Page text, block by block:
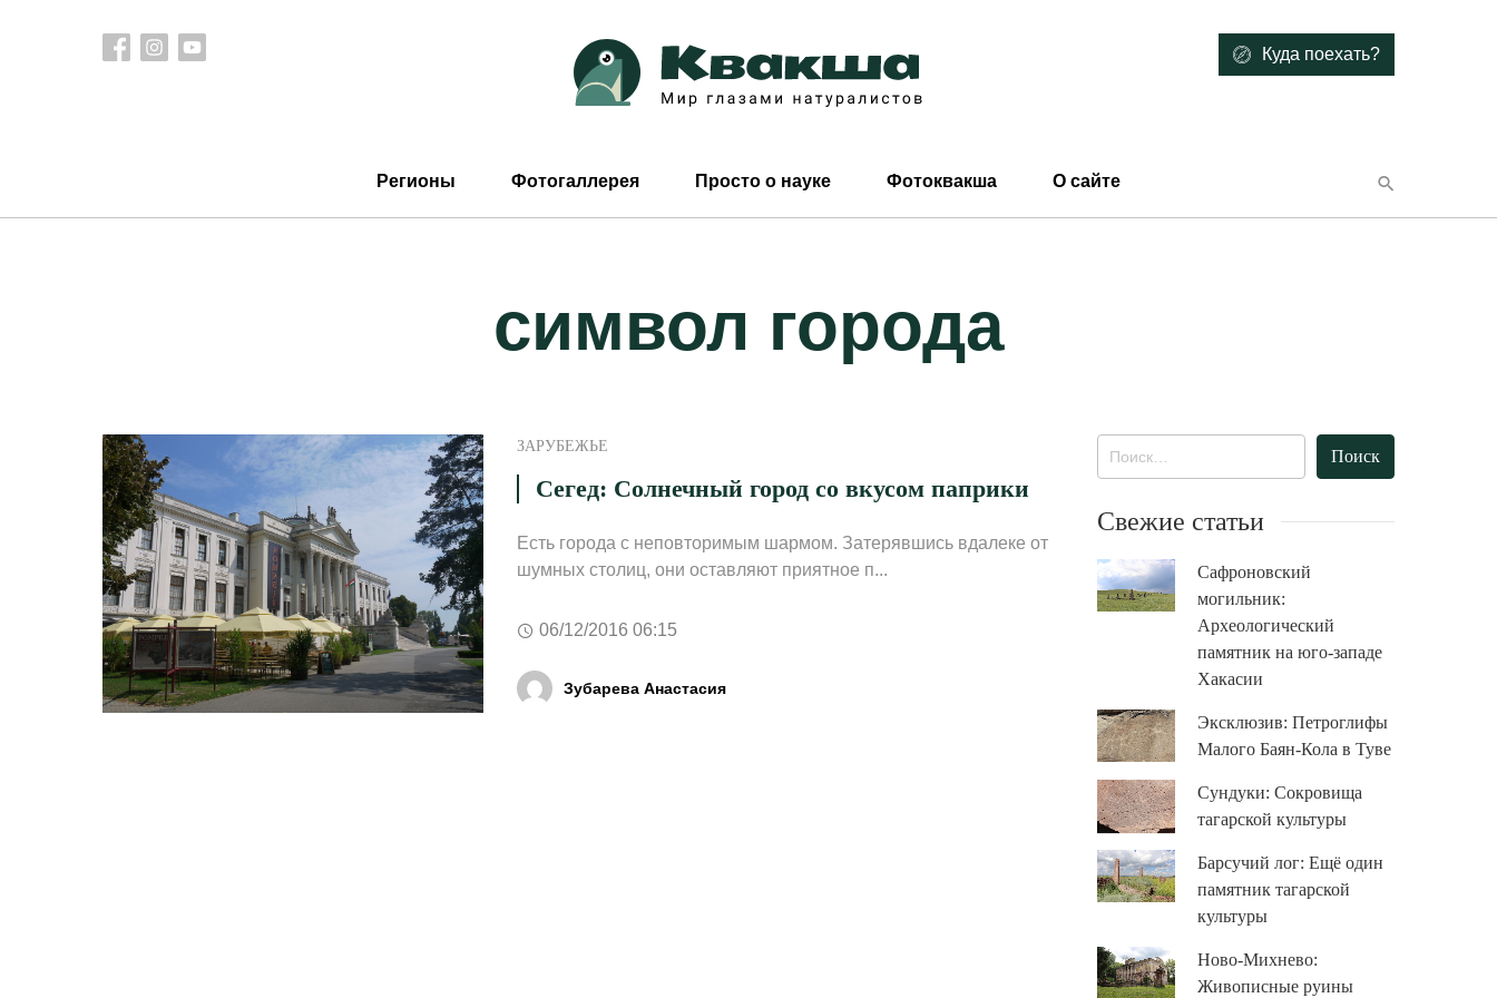
Куда поехать?
Регионы Фотогаллерея Просто о науке Фотоквакша О сайте
символ города
ЗАРУБЕЖЬЕ
Сегед: Cолнечный город со вкусом паприки
Есть города с неповторимым шармом. Затерявшись вдалеке от
шумных столиц, они оставляют приятное п...
06/12/2016 06:15
Зубарева Анастасия
Свежие статьи
Сафроновский
могильник:
Археологический
памятник на юго-западе
Хакасии
Эксклюзив: Петроглифы
Малого Баян-Кола в Туве
Сундуки: Сокровища
тагарской культуры
Барсучий лог: Ещё один
памятник тагарской
культуры
Ново-Михнево:
Живописные руины